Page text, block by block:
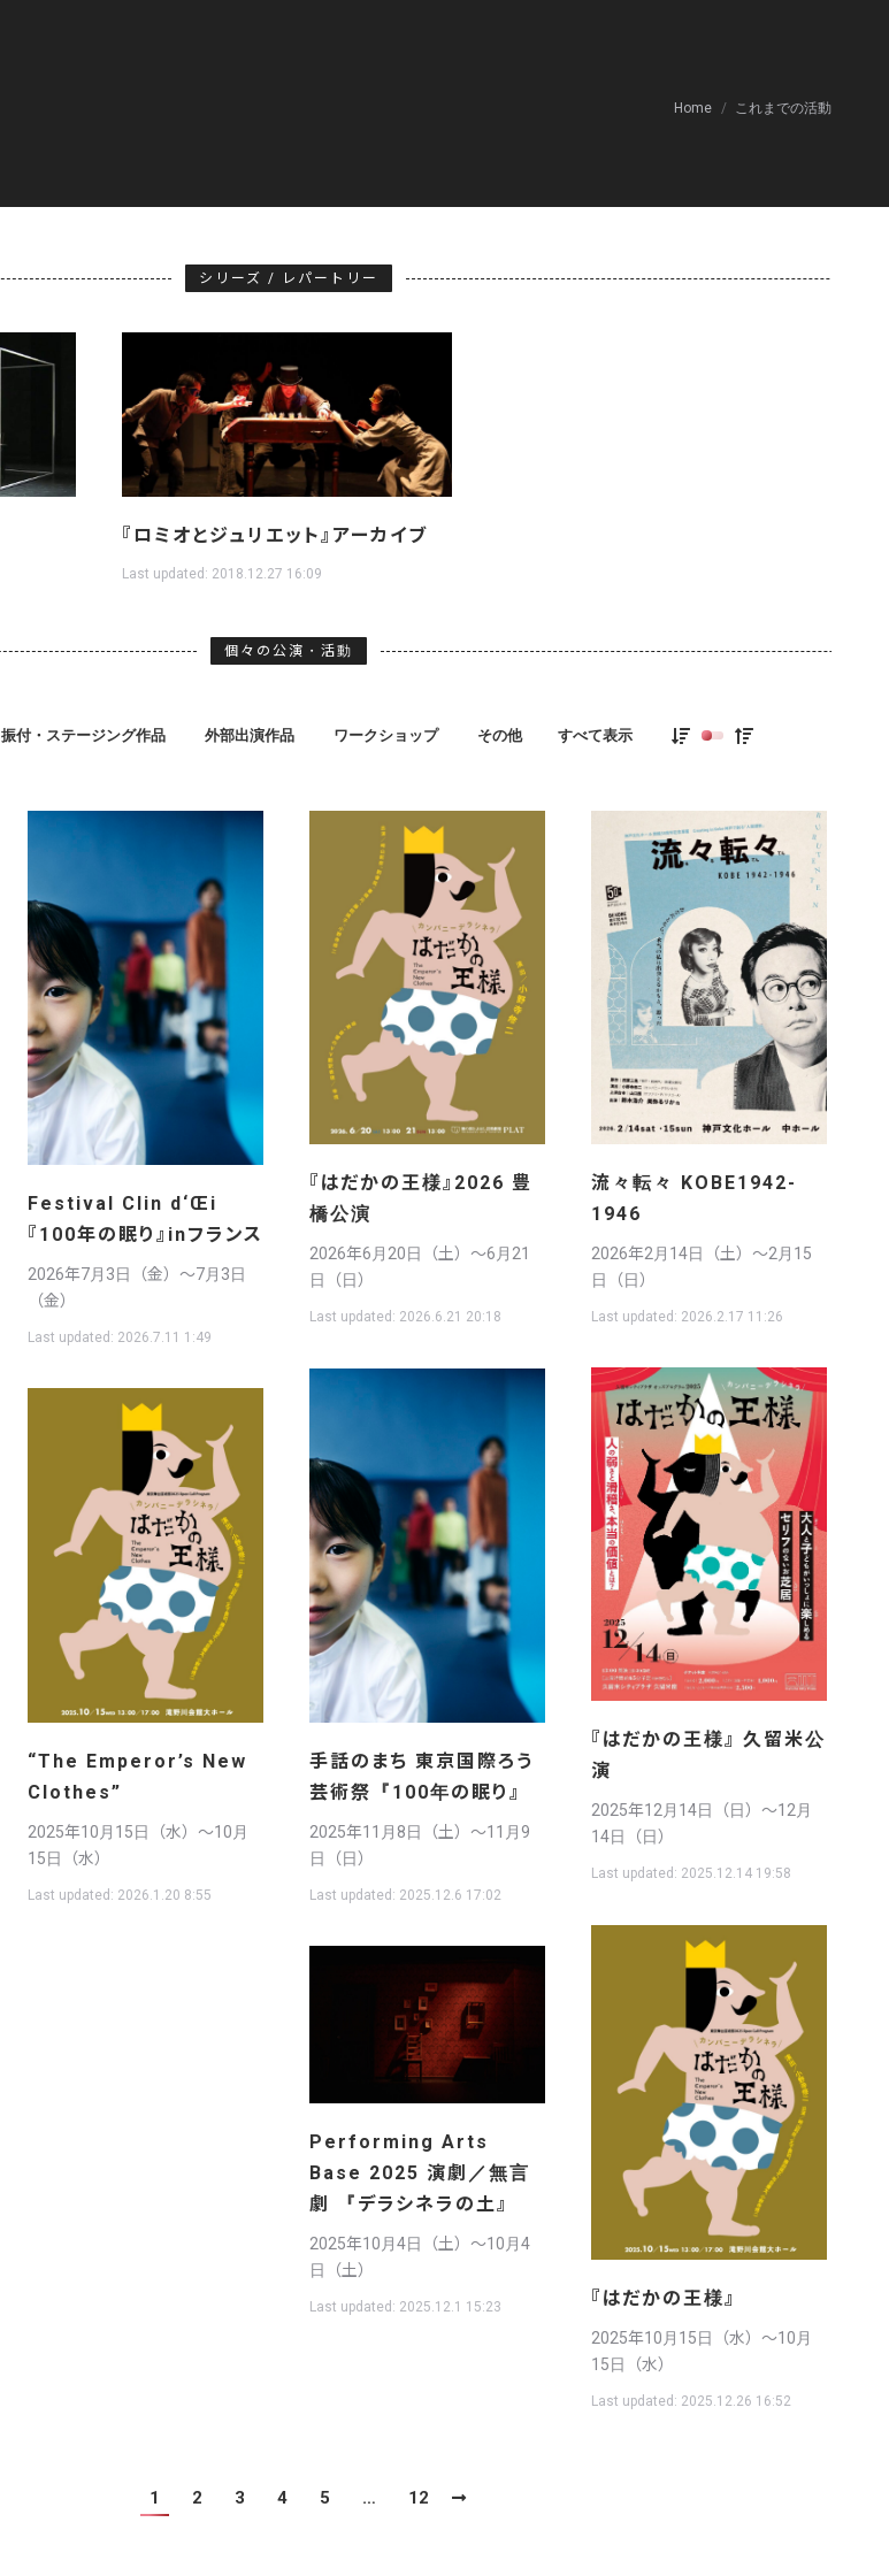
You are here:
Home これまでの活動
シリーズ / レパートリー
『ロミオとジュリエット』アーカイブ
Last updated: 2018.12.27 16:09
個々の公演・活動
すべて表示
振付・ステージング作品 外部出演作品 ワークショップ その他
Festival Clin d‘Œi
『100年の眠り』inフランス
2026年7月3日（金）〜7月3日
（金）
Last updated: 2026.7.11 1:49
『はだかの王様』2026 豊
橋公演
2026年6月20日（土）〜6月21
日（日）
Last updated: 2026.6.21 20:18
流々転々 KOBE1942-
1946
2026年2月14日（土）〜2月15
日（日）
Last updated: 2026.2.17 11:26
『はだかの王様』 久留米公
演
2025年12月14日（日）〜12月
14日（日）
Last updated: 2025.12.14 19:58
手話のまち 東京国際ろう
芸術祭『100年の眠り』
2025年11月8日（土）〜11月9
日（日）
Last updated: 2025.12.6 17:02
“The Emperor’s New
Clothes”
2025年10月15日（水）〜10月
15日（水）
Last updated: 2026.1.20 8:55
『はだかの王様』
2025年10月15日（水）〜10月
15日（水）
Last updated: 2025.12.26 16:52
Performing Arts
Base 2025 演劇／無言
劇 『デラシネラの土』
2025年10月4日（土）〜10月4
日（土）
Last updated: 2025.12.1 15:23
1 2 3 4 5 … 12